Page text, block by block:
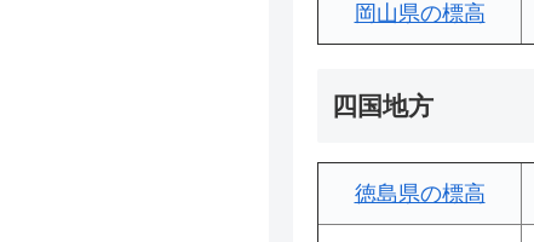
岡山県の標高
四国地方
徳島県の標高